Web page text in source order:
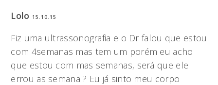
Lolo 15.10.15
Fiz uma ultrassonografia e o Dr falou que estou
com 4semanas mas tem um porém eu acho
que estou com mas semanas, será que ele
errou as semana ? Eu já sinto meu corpo